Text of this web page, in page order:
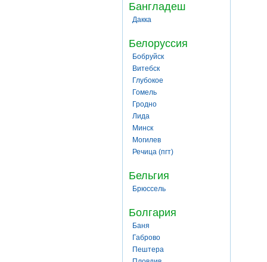
Бангладеш
Дакка
Белоруссия
Бобруйск
Витебск
Глубокое
Гомель
Гродно
Лида
Минск
Могилев
Речица (пгт)
Бельгия
Брюссель
Болгария
Баня
Габрово
Пештера